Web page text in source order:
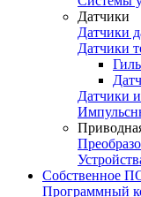
Датчики
Датчики
Датчики
Датчики
Собственное
Программный